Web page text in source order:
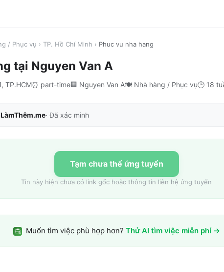
/ Phục vụ › TP. Hồ Chí Minh › Phuc vu nha hang
tại Nguyen Van A
TP.HCM⏰ part-time🏢 Nguyen Van A🍽️ Nhà hàng / Phục vụ🕒 18
LàmThêm.me· Đã xác minh
Tạm chưa thể ứng tuyển
Tin này hiện chưa có link gốc hoặc thông tin liên hệ ứng tuyển
Muốn tìm việc phù hợp hơn? Thử AI tìm việc miễn phí →